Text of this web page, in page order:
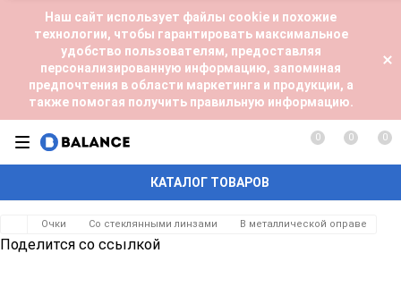
Наш сайт использует файлы cookie и похожие
технологии, чтобы гарантировать максимальное
удобство пользователям, предоставляя
персонализированную информацию, запоминая
предпочтения в области маркетинга и продукции, а
также помогая получить правильную информацию.
КАТАЛОГ ТОВАРОВ
0 0 0
Очки Со стеклянными линзами В металлической оправе
Поделится со ссылкой